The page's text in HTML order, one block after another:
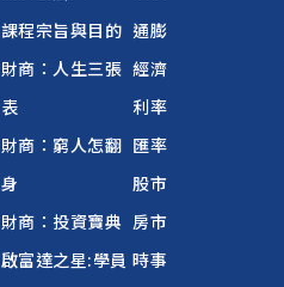
課程宗旨與目的
財商：人生三張
表
財商：窮人怎翻
身
財商：投資寶典
啟富達之星:學員
通膨
經濟
利率
匯率
股市
房市
時事